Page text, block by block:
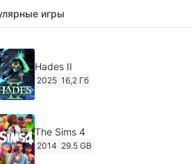
игры
Hades II
2025 16,2 Гб
The Sims 4
2014 29.5 GB